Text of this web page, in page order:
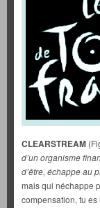
CLEARSTREAM
d’un organisme
d’être, échappe au
mais qui néchappe
compensation, tu